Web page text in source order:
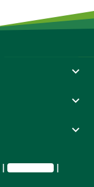
Nachhaltig­keit